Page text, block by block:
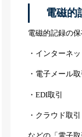
電磁的
電磁的記録の保
・インターネッ
・電子メール取
・EDI取引
・クラウド取引